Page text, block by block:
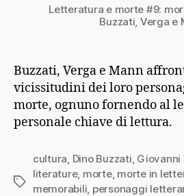
Letteratura e morte #9:
Buzzati, Verga e
Buzzati, Verga e Mann
vicissitudini dei loro
morte, ognuno fornendo al
personale chiave di lettura.
Tag
cultura Dino Buzzati Giovanni
literature, morte, morte in
memorabili personaggi